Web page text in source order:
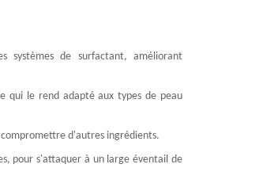
systèmes de surfactant, améliorant
qui le rend adapté aux types de peau
d'autres ingrédients.
pour s'attaquer à un large éventail de